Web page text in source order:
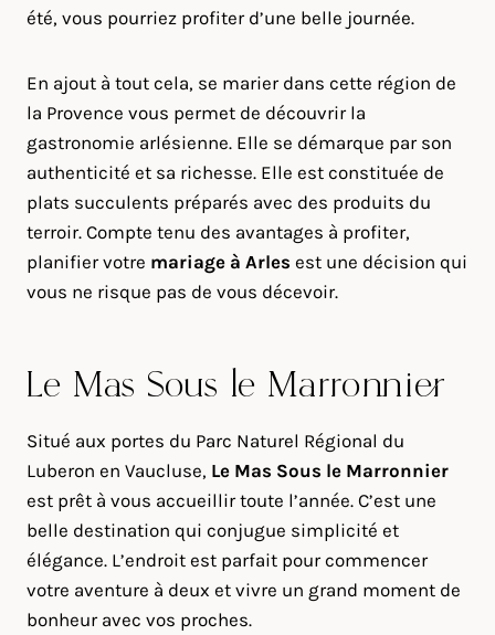
été, vous pourriez profiter d’une belle journée.
En ajout à tout cela, se marier dans cette région de
la Provence vous permet de découvrir la
gastronomie arlésienne. Elle se démarque par son
authenticité et sa richesse. Elle est constituée de
plats succulents préparés avec des produits du
terroir. Compte tenu des avantages à profiter,
planifier votre mariage à Arles est une décision qui
vous ne risque pas de vous décevoir.
Le Mas Sous le Marronnier
Situé aux portes du Parc Naturel Régional du
Luberon en Vaucluse, Le Mas Sous le Marronnier
est prêt à vous accueillir toute l’année. C’est une
belle destination qui conjugue simplicité et
élégance. L’endroit est parfait pour commencer
votre aventure à deux et vivre un grand moment de
bonheur avec vos proches.